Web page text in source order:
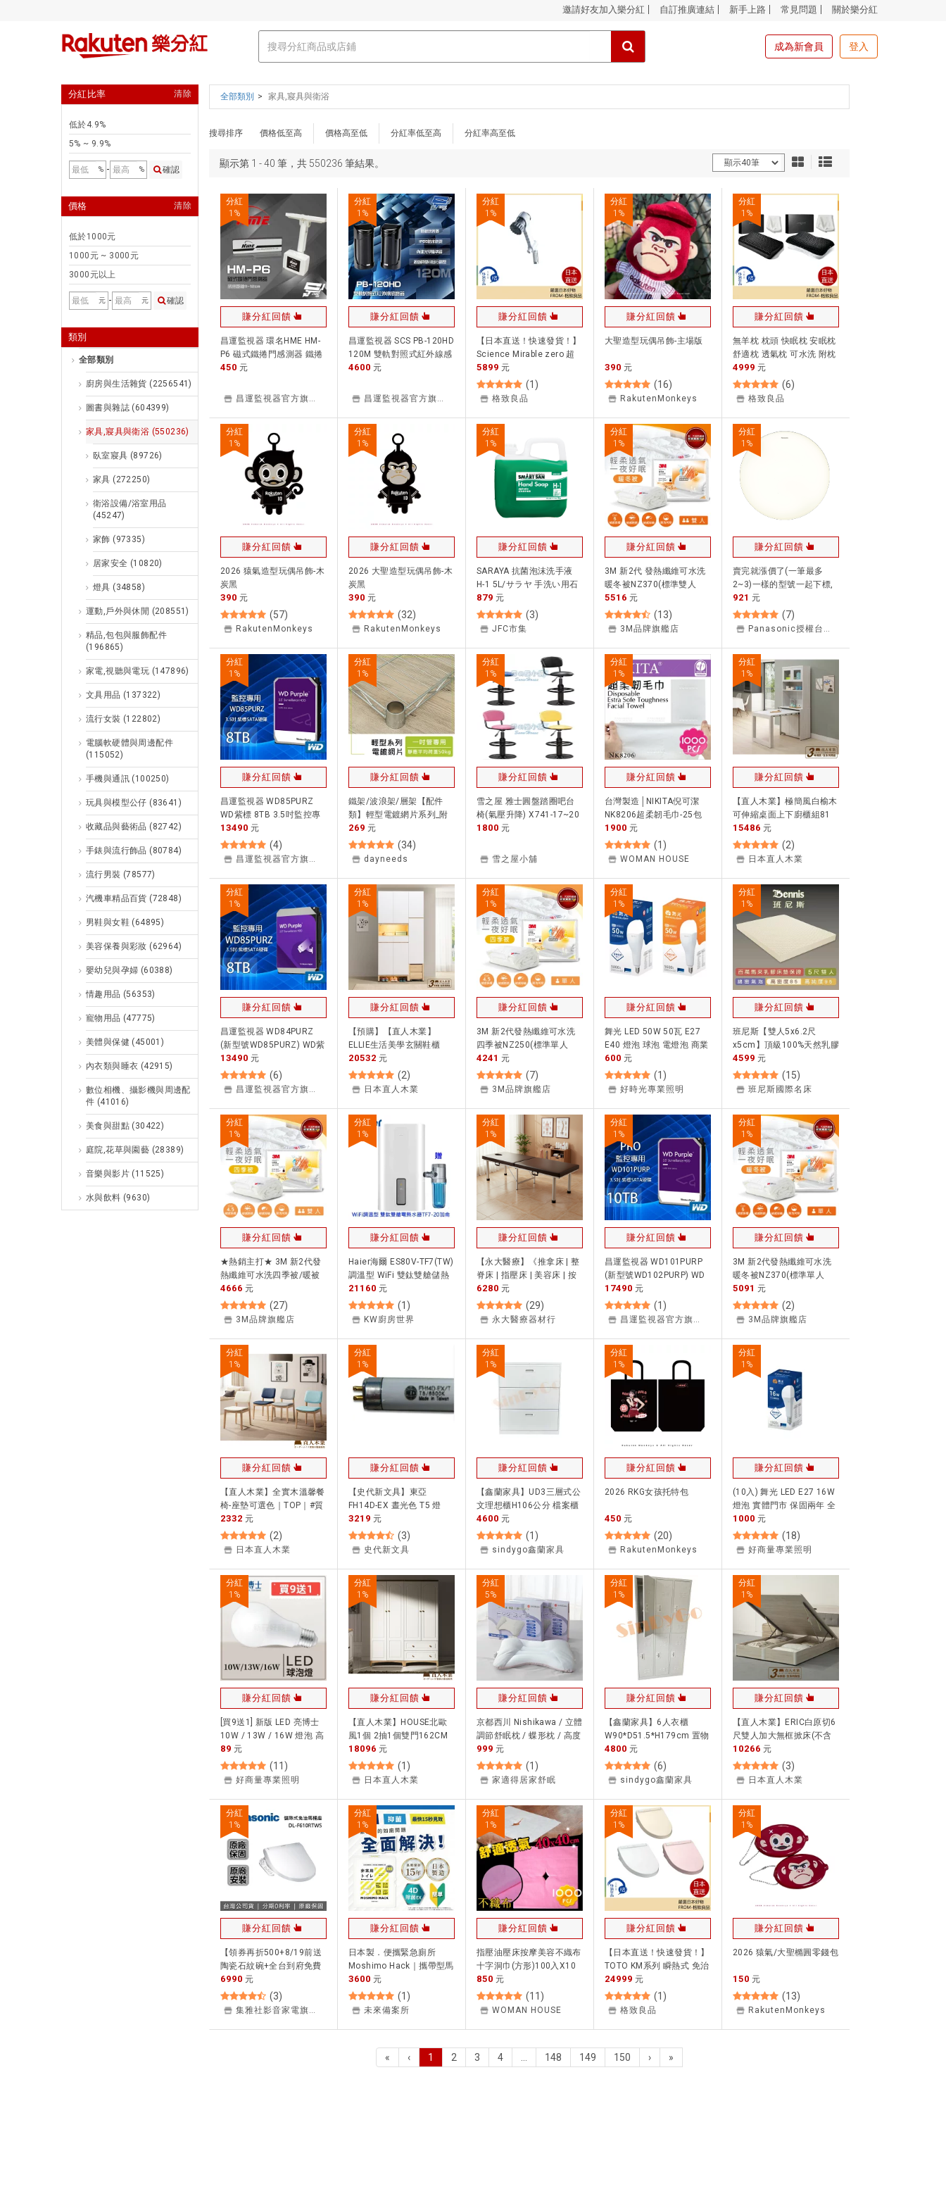
邀請好友加入樂分紅 自訂推廣連結 新手上路 常見問題 關於樂分紅
成為新會員 登入
分紅比率 清除
低於4.9%
5% ~ 9.9%
% - % 確認
價格 清除
低於1000元
1000元 ~ 3000元
3000元以上
元 - 元 確認
類別
全部類別
廚房與生活雜貨 (2256541)
圖書與雜誌 (604399)
家具,寢具與衛浴 (550236)
臥室寢具 (89726)
家具 (272250)
衛浴設備/浴室用品
(45247)
家飾 (97335)
居家安全 (10820)
燈具 (34858)
運動,戶外與休閒 (208551)
精品,包包與服飾配件
(196865)
家電,視聽與電玩 (147896)
文具用品 (137322)
流行女裝 (122802)
電腦軟硬體與周邊配件
(115052)
手機與通訊 (100250)
玩具與模型公仔 (83641)
收藏品與藝術品 (82742)
手錶與流行飾品 (80784)
流行男裝 (78577)
汽機車精品百貨 (72848)
男鞋與女鞋 (64895)
美容保養與彩妝 (62964)
嬰幼兒與孕婦 (60388)
情趣用品 (56353)
寵物用品 (47775)
美體與保健 (45001)
內衣類與睡衣 (42915)
數位相機、攝影機與周邊配
件 (41016)
美食與甜點 (30422)
庭院,花草與園藝 (28389)
音樂與影片 (11525)
水與飲料 (9630)
全部類別 家具,寢具與衛浴
搜尋排序 價格低至高 價格高至低 分紅率低至高 分紅率高至低
顯示第 1 - 40 筆，共 550236 筆結果。
分紅
1 %
賺分紅回饋
昌運監視器 環名HME HM-
P6 磁式鐵捲門感測器 鐵捲
門感知器 感應距離9-12cm
450 元
昌運監視器官方旗艦店
分紅
1 %
賺分紅回饋
昌運監視器 SCS PB-120HD
120M 雙軌對照式紅外線感
應器 IP55防水防霧 遮斷時
4600 元
昌運監視器官方旗艦店
分紅
1 %
賺分紅回饋
【日本直送！快速發貨！】
Science Mirable zero 超
細泡泡花灑 科學花灑 淋浴
花灑 2022最新
5899 元
(1 )
格致良品
分紅
1 %
賺分紅回饋
大聖造型玩偶吊飾-主場版
390 元
(16)
RakutenMonkeys
分紅
1 %
賺分紅回饋
無羊枕 枕頭 快眠枕 安眠枕
舒適枕 透氣枕 可水洗 附枕
套 日本人氣【日本直送！
快速發貨！】
4999 元
(6)
格致良品
分紅
1 %
賺分紅回饋
2026 猿氣造型玩偶吊飾-木
炭黑
390 元
(57)
RakutenMonkeys
分紅
1 %
賺分紅回饋
2026 大聖造型玩偶吊飾-木
炭黑
390 元
(32)
RakutenMonkeys
分紅
1 %
賺分紅回饋
SARAYA 抗菌泡沫洗手液
H-1 5L/サラヤ 手洗い用石
けん液シャボネットユ・ム
5L
879 元
(3)
JFC市集
分紅
1 %
賺分紅回饋
3M 新2代 發熱纖維可水洗
暖冬被NZ370(標準雙人
6x7)★3M 春季購物節
★299起免運
5516 元
(13)
3M品牌旗艦店
分紅
1 %
賺分紅回饋
賣完就漲價了(一筆最多
2~3)一樣的型號一起下標,
不同型號請分兩筆,現貨
(7/11)更新)
【Panasonic】LED防水吸
AN4932DA09, LG-
AN3821DA09
921 元
(7)
Panasonic授權台北中正家家電器
分紅
1 %
賺分紅回饋
昌運監視器 WD85PURZ
WD紫標 8TB 3.5吋監控專
用(系統)硬碟
13490 元
(4)
昌運監視器官方旗艦店
分紅
1 %
賺分紅回饋
鐵架/波浪架/層架【配件
類】輕型電鍍網片系列_附
夾片 dayneeds
269 元
(34)
dayneeds
分紅
1 %
賺分紅回饋
雪之屋 雅士圓盤踏圈吧台
椅(氣壓升降) X741-17~20
1800 元
雪之屋小舖
分紅
1 %
賺分紅回饋
台灣製造│NIKITA倪可潔
NK8206超柔韌毛巾-25包
[97153]一次性紙毛巾 包頭
巾
1900 元
(1 )
WOMAN HOUSE
分紅
1 %
賺分紅回饋
【直人木業】極簡風白榆木
可伸縮桌面上下廚櫃組81
公分｜#質感好宅生活
15486 元
(2)
日本直人木業
分紅
1 %
賺分紅回饋
昌運監視器 WD84PURZ
(新型號WD85PURZ) WD紫
標 8TB 3.5吋監控專用(系
統)硬碟
13490 元
(6)
昌運監視器官方旗艦店
分紅
1 %
賺分紅回饋
【預購】【直人木業】
ELLIE生活美學玄關鞋櫃
120公分｜TOP｜#熱門收
藏家具
20532 元
(2)
日本直人木業
分紅
1 %
賺分紅回饋
3M 新2代發熱纖維可水洗
四季被NZ250(標準單人
5x7)★3M 春季購物節
★299起免運
4241 元
(7)
3M品牌旗艦店
分紅
1 %
賺分紅回饋
舞光 LED 50W 50瓦 E27
E40 燈泡 球泡 電燈泡 商業
燈泡 大廣角 全電壓 白光 黃
光
600 元
(1 )
好時光專業照明
分紅
1 %
賺分紅回饋
班尼斯【雙人5x6.2尺
x5cm】頂級100%天然乳膠
床墊~壹百萬馬來西亞製正
品保證-取代彈簧床宿舍床
墊學生床墊
4599 元
(15)
班尼斯國際名床
分紅
1 %
賺分紅回饋
★熱銷主打★ 3M 新2代發
熱纖維可水洗四季被/暖被
NZ250 (標準雙人6x7) 含發
熱纖維★3M 春季購物節
★299起免運
4666 元
(27)
3M品牌旗艦店
分紅
1 %
賺分紅回饋
Haier海爾 ES80V-TF7(TW)
調溫型 WiFi 雙鈦雙艙儲熱
式電熱水器 20加侖 限定區
域含基本安裝 贈藍瓶【APP
滿額下單10%點數(單一帳
21160 元
(1 )
KW廚房世界
分紅
1 %
賺分紅回饋
【永大醫療】《推拿床 | 整
脊床 | 指壓床 | 美容床 | 按
摩床 (可對折收納攜帶式含
枕頭) 15公斤，可承重
200kg》$5280/床、
6280 元
(29)
永大醫療器材行
分紅
1 %
賺分紅回饋
昌運監視器 WD101PURP
(新型號WD102PURP) WD
紫標 PRO 10TB 3.5吋監控
專用(系統)硬碟
17490 元
(1 )
昌運監視器官方旗艦店
分紅
1 %
賺分紅回饋
3M 新2代發熱纖維可水洗
暖冬被NZ370(標準單人
5x7)★3M 春季購物節
★299起免運
5091 元
(2)
3M品牌旗艦店
分紅
1 %
賺分紅回饋
【直人木業】全實木溫馨餐
椅-座墊可選色｜TOP｜#質
感好宅生活
2332 元
(2)
日本直人木業
分紅
1 %
賺分紅回饋
【史代新文具】東亞
FH14D-EX 晝光色 T5 燈
管/T5燈管 (1盒40支) 偏冷
白光
3219 元
(3)
史代新文具
分紅
1 %
賺分紅回饋
【鑫蘭家具】UD3三層式公
文理想櫃H106公分 檔案櫃
書櫃 置物櫃 收納櫃
4600 元
(1 )
sindygo鑫蘭家具
分紅
1 %
賺分紅回饋
2026 RKG女孩托特包
450 元
(20)
RakutenMonkeys
分紅
1 %
賺分紅回饋
(10入) 舞光 LED E27 16W
燈泡 實體門市 保固兩年 全
電壓 LED球泡 最低價 好商
量~【APP滿額下單10%點
數(單一帳號最高1500點)】
1000 元
(18)
好商量專業照明
分紅
1 %
賺分紅回饋
[買9送1] 新版 LED 亮博士
10W / 13W / 16W 燈泡 高
效能 CNS認證 白光 黃光 自
然光 好商量~
89 元
(11 )
好商量專業照明
分紅
1 %
賺分紅回饋
【直人木業】HOUSE北歐
風1個 2抽1個雙門162CM
衣櫃｜TOP｜舒心寢間｜
18096 元
(1 )
日本直人木業
分紅
5%
賺分紅回饋
京都西川 Nishikawa / 立體
調節舒眠枕 / 蝶形枕 / 高度
調節 / 水洗枕/ 透氣枕 / 枕
頭枕芯
999 元
(1 )
家適得居家舒眠
分紅
1 %
賺分紅回饋
【鑫蘭家具】6人衣櫃
W90*D51.5*H179cm 置物
櫃 收納櫃 鐵櫃 密件櫃
4800 元
(6)
sindygo鑫蘭家具
分紅
1 %
賺分紅回饋
【直人木業】ERIC白原切6
尺雙人加大無框掀床(不含
床頭)｜舒心寢間｜#好眠空
間
10266 元
(3)
日本直人木業
分紅
1 %
賺分紅回饋
【領券再折500+8/19前送
陶瓷石紋碗+全台到府免費
安裝】Panasonic 國際牌
DL-F610RTWS 免治馬桶座
溫水洗淨便座 馬桶座 原廠
6990 元
(3)
集雅社影音家電旗艦館
分紅
1 %
賺分紅回饋
日本製．便攜緊急廁所
Moshimo Hack｜攜帶型馬
桶．防災簡易廁所｜日本防
災士監修 現貨
3600 元
(1 )
未來備案所
分紅
1 %
賺分紅回饋
指壓油壓床按摩美容不織布
十字洞巾(方形)100入X10
包 [53994]
850 元
(11 )
WOMAN HOUSE
分紅
1 %
賺分紅回饋
【日本直送！快速發貨！】
TOTO KM系列 瞬熱式 免治
馬桶圈 2021款 日本製
TCF8CM57 67 77 87
24999 元
(1 )
格致良品
分紅
1 %
賺分紅回饋
2026 猿氣/大聖橢圓零錢包
150 元
(13)
RakutenMonkeys
« ‹ 1 (current)
2 3 4 148 149 150 › »